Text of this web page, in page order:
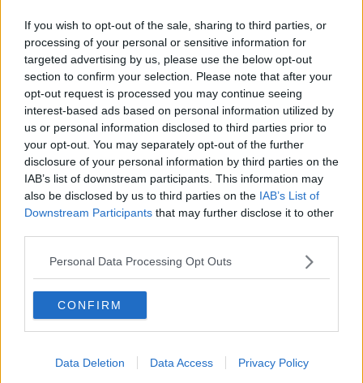
If you wish to opt-out of the sale, sharing to third parties, or
processing of your personal or sensitive information for
targeted advertising by us, please use the below opt-out
section to confirm your selection. Please note that after your
opt-out request is processed you may continue seeing
interest-based ads based on personal information utilized by
us or personal information disclosed to third parties prior to
your opt-out. You may separately opt-out of the further
disclosure of your personal information by third parties on the
IAB’s list of downstream participants. This information may
also be disclosed by us to third parties on the IAB’s List of
Downstream Participants that may further disclose it to other
Personal Data Processing Opt Outs
CONFIRM
Data Deletion Data Access Privacy Policy
dopo i ‘grandi’ del triennio hanno messo in scena “Le nuvole” di
Aristofane, con una grande abilità artistica che ha fatto divertire il
pubblico. Durante l’intera serata sono rimasti aperti tre laboratori: la
lingua etrusca,Art Attackcon gli Etruschi, la storia del territorio
volterrano. Danze, canti e musica sono proseguiti fino alle 24: la
lettura diAgamennone1,38, di Eschilo, in contemporanea con gli
altri Licei, ha concluso la “Notte”. Un evento ha arricchito
ulteriormente la serata: la presentazione del busto di Giosuè
Carducci, storica riproduzione del poeta che dà il nome all’Istituto,
abilmente restaurato dai proff. Gianfranco e Giovanni Gianfaldoni,
storico docente del Liceo “Carducci” il padre, attuale docente il
figlio.
Pasquinelli, referente del progetto “Archeologia, a tutti i docenti
che hanno collaborato, in particolare i proff. Silvia Gentilini e
Samuele Cavicchioli per la rappresentazione de “Le nuvole” di
Aristofane, Ilaria Ricciardi; grazie ai docenti che hanno guidato i
laboratori: i proff. Silvia Stefanini, Emiliano Raspi, Paola Carloni.
per la loro entusiastica partecipazione. Grazie a tutti gli studenti del